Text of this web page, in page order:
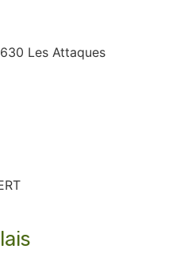
Les Attaques